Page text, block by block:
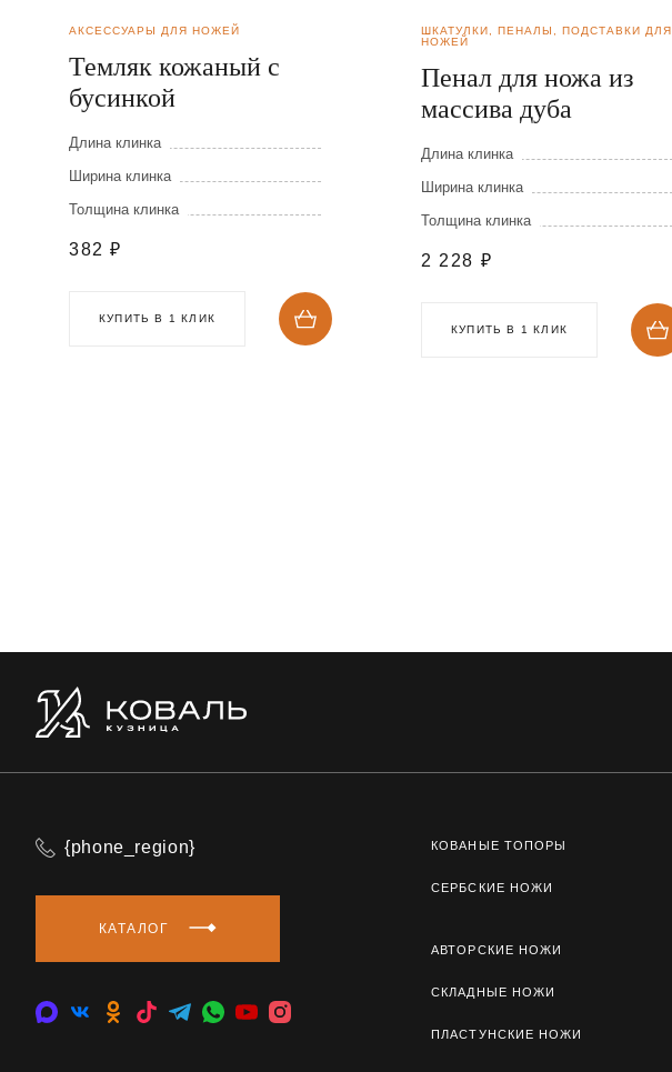
АКСЕССУАРЫ ДЛЯ НОЖЕЙ
Темляк кожаный с
бусинкой
Длина клинка
Ширина клинка
Толщина клинка
382 ₽
КУПИТЬ В 1 КЛИК
ШКАТУЛКИ, ПЕНАЛЫ, ПОДСТАВКИ ДЛЯ
НОЖЕЙ
Пенал для ножа из
массива дуба
Длина клинка
Ширина клинка
Толщина клинка
2 228 ₽
КУПИТЬ В 1 КЛИК
{phone_region}
КАТАЛОГ
КОВАНЫЕ ТОПОРЫ
СЕРБСКИЕ НОЖИ
АВТОРСКИЕ НОЖИ
СКЛАДНЫЕ НОЖИ
ПЛАСТУНСКИЕ НОЖИ